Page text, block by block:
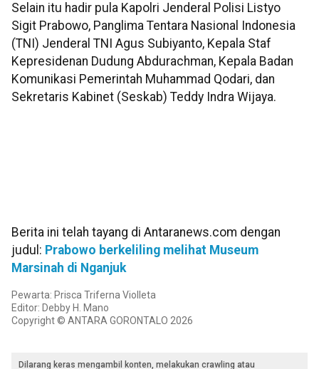
Selain itu hadir pula Kapolri Jenderal Polisi Listyo
Sigit Prabowo, Panglima Tentara Nasional Indonesia
(TNI) Jenderal TNI Agus Subiyanto, Kepala Staf
Kepresidenan Dudung Abdurachman, Kepala Badan
Komunikasi Pemerintah Muhammad Qodari, dan
Sekretaris Kabinet (Seskab) Teddy Indra Wijaya.
Berita ini telah tayang di Antaranews.com dengan
judul: Prabowo berkeliling melihat Museum
Marsinah di Nganjuk
Pewarta: Prisca Triferna Violleta
Editor: Debby H. Mano
Copyright © ANTARA GORONTALO 2026
Dilarang keras mengambil konten, melakukan crawling atau